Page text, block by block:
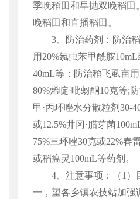
季晚稻田和早抛双晚稻田。
晚稻田和直播稻田。
3 、防治药剂
：防治
用 20%氯虫苯甲酰胺10mL
40mL等；防治稻飞虱亩用
80%烯啶·吡蚜酮10克等;
甲·丙环唑水分散粒剂 30-
或12.5%井冈·腊芽菌
75%三环唑30克或22%春
或稻瘟灵 100mL等药剂。
4 、注意事项： （1 ）
一，望各乡镇农技站加强